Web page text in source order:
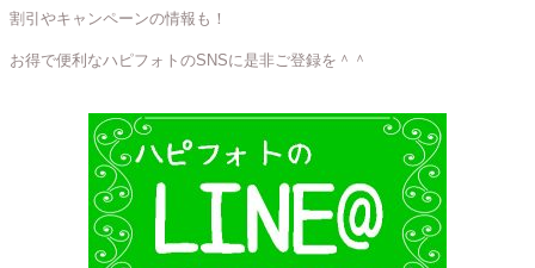
割引やキャンペーンの情報も！
お得で便利なハピフォトのSNSに是非ご登録を＾＾